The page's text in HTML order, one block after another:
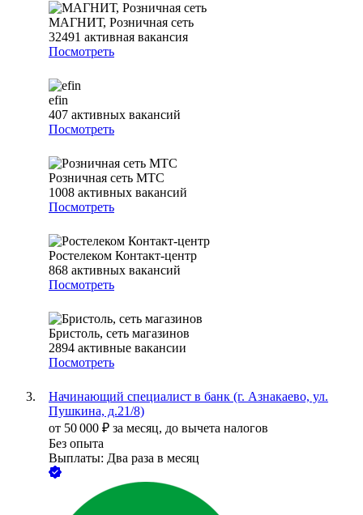
МАГНИТ, Розничная сеть
32491 активная вакансия
Посмотреть
efin
407 активных вакансий
Посмотреть
Розничная сеть МТС
1008 активных вакансий
Посмотреть
Ростелеком Контакт-центр
868 активных вакансий
Посмотреть
Бристоль, сеть магазинов
2894 активные вакансии
Посмотреть
Начинающий специалист в банк (г. Азнакаево, ул.
Пушкина, д.21/8)
от 50 000 ₽ за месяц, до вычета налогов
Без опыта
Выплаты: Два раза в месяц